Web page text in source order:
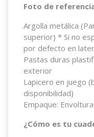
Foto de
Argolla metálica
superior) * Si no
por defecto en
Pastas duras
exterior
Lapicero en juego
disponibilidad)
Empaque:
¿Cómo es tu